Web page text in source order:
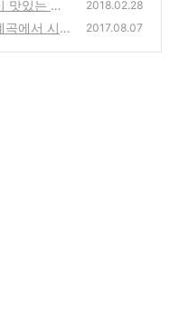
맛있는 문
2018.02.28
곡에서 시
2017.08.07